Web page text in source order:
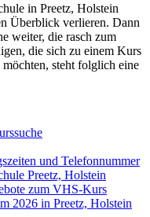
in Preetz, Holstein
Überblick verlieren. Dann
weiter, die rasch zum
die sich zu einem Kurs
steht folglich eine
und Telefonnummer
Preetz, Holstein
zum VHS-Kurs
2026 in Preetz, Holstein